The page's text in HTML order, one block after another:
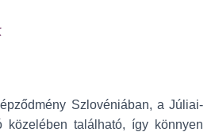
Szlovéniában, a Júliai-
közelében található, így könnyen